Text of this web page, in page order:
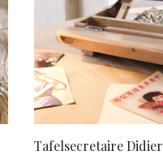
Tafelsecretaire Didier